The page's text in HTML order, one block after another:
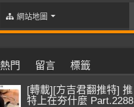
網站地圖
熱門 留言 標籤
[轉載][方吉君翻推特] 推
特上在夯什麼 Part.2288